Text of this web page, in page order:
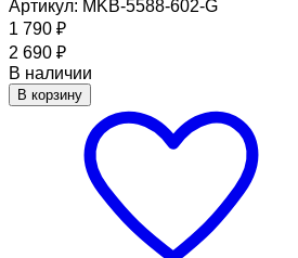
Артикул: MKB-5588-602-G
1 790 ₽
2 690 ₽
В наличии
В корзину